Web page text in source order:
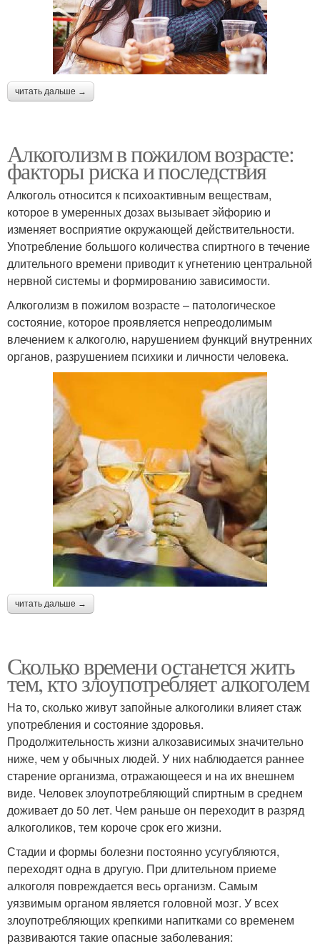
читать дальше →
Алкоголизм в пожилом возрасте:
факторы риска и последствия
Алкоголь относится к психоактивным веществам,
которое в умеренных дозах вызывает эйфорию и
изменяет восприятие окружающей действительности.
Употребление большого количества спиртного в течение
длительного времени приводит к угнетению центральной
нервной системы и формированию зависимости.
Алкоголизм в пожилом возрасте – патологическое
состояние, которое проявляется непреодолимым
влечением к алкоголю, нарушением функций внутренних
органов, разрушением психики и личности человека.
читать дальше →
Сколько времени останется жить
тем, кто злоупотребляет алкоголем
На то, сколько живут запойные алкоголики влияет стаж
употребления и состояние здоровья.
Продолжительность жизни алкозависимых значительно
ниже, чем у обычных людей. У них наблюдается раннее
старение организма, отражающееся и на их внешнем
виде. Человек злоупотребляющий спиртным в среднем
доживает до 50 лет. Чем раньше он переходит в разряд
алкоголиков, тем короче срок его жизни.
Стадии и формы болезни постоянно усугубляются,
переходят одна в другую. При длительном приеме
алкоголя повреждается весь организм. Самым
уязвимым органом является головной мозг. У всех
злоупотребляющих крепкими напитками со временем
развиваются такие опасные заболевания: